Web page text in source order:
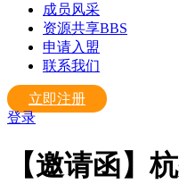
成员风采
资源共享BBS
申请入盟
联系我们
立即注册
登录
【邀请函】